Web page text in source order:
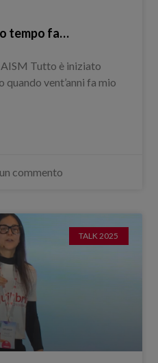
tempo fa…
AISM Tutto è iniziato
vent’anni fa mio
commento
TALK 2025